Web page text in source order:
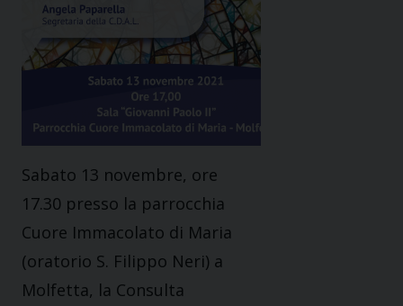
Sabato 13 novembre, ore
17.30 presso la parrocchia
Cuore Immacolato di Maria
(oratorio S. Filippo Neri) a
Molfetta, la Consulta